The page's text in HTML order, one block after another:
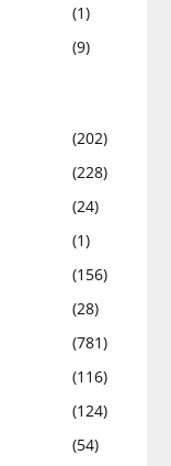
(1)
(9)
(202)
(228)
(24)
(1)
(156)
(28)
(781)
(116)
(124)
(54)